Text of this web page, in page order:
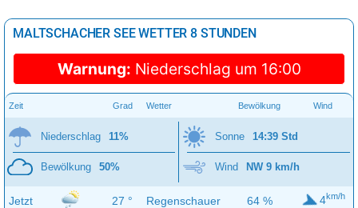
MALTSCHACHER SEE WETTER 8 STUNDEN
Warnung: Niederschlag um 16:00
Zeit Grad Wetter Bewölkung Wind
Niederschlag 11%
Bewölkung 50%
Sonne 14:39 Std
Wind NW 9 km/h
Jetzt 27 ° Regenschauer 64 % 4km/h